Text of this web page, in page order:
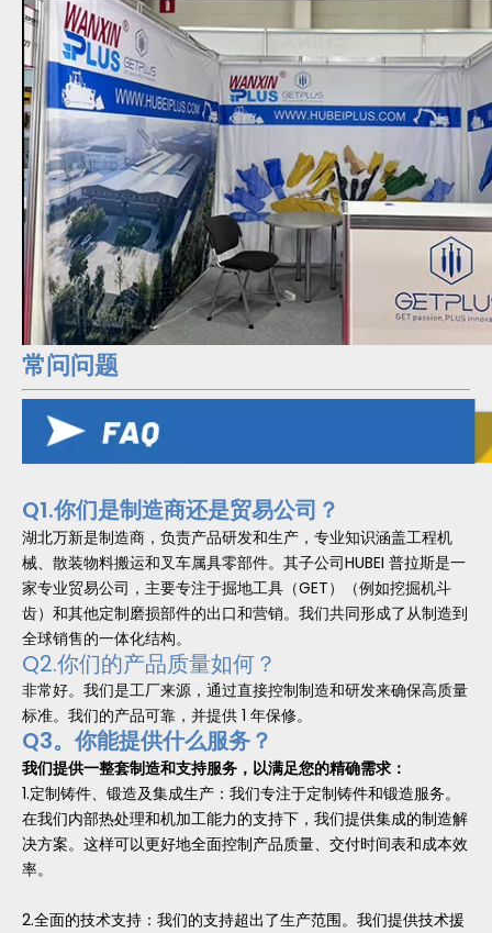
常问问题
Q1.你们是制造商还是贸易公司？
湖北万新是制造商，负责产品研发和生产，专业知识涵盖工程机
械、散装物料搬运和叉车属具零部件。其子公司HUBEI 普拉斯是一
家专业贸易公司，主要专注于掘地工具（GET）（例如挖掘机斗
齿）和其他定制磨损部件的出口和营销。我们共同形成了从制造到
全球销售的一体化结构。
Q2.你们的产品质量如何？
非常好。我们是工厂来源，通过直接控制制造和研发来确保高质量
标准。我们的产品可靠，并提供 1 年保修。
Q3。你能提供什么服务？
我们提供一整套制造和支持服务，以满足您的精确需求：
1.定制铸件、锻造及集成生产：我们专注于定制铸件和锻造服务。
在我们内部热处理和机加工能力的支持下，我们提供集成的制造解
决方案。这样可以更好地全面控制产品质量、交付时间表和成本效
率。
2.全面的技术支持：我们的支持超出了生产范围。我们提供技术援